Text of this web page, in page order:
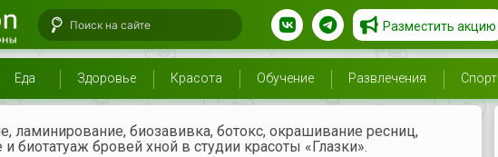
Разместить акцию
Еда Здоровье Красота Обучение Развлечения Спорт
ламинирование, биозавивка, ботокс, окрашивание ресниц,
биотатуаж бровей хной в студии красоты «Глазки».